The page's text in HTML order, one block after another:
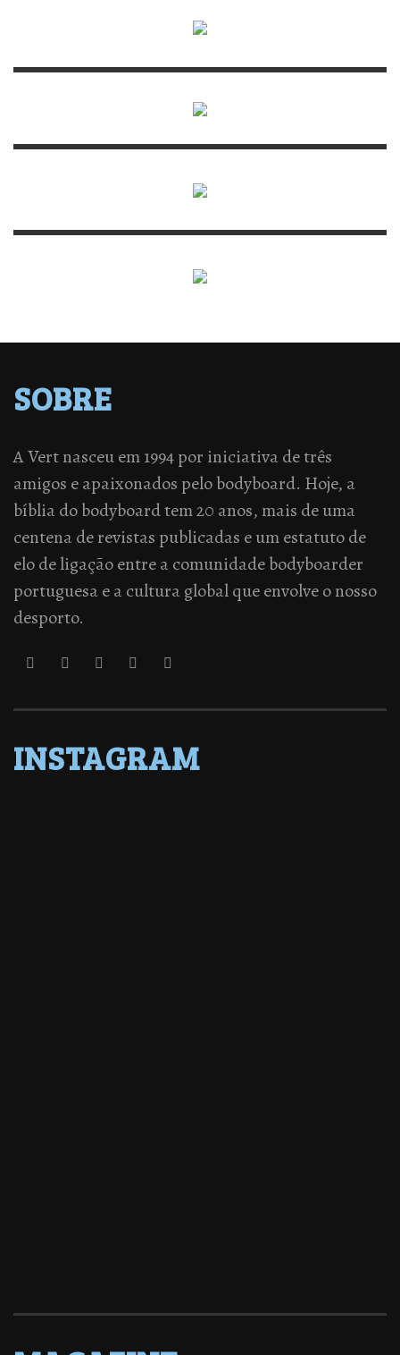
SOBRE
A Vert nasceu em 1994 por iniciativa de três
amigos e apaixonados pelo bodyboard. Hoje, a
bíblia do bodyboard tem 20 anos, mais de uma
centena de revistas publicadas e um estatuto de
elo de ligação entre a comunidade bodyboarder
portuguesa e a cultura global que envolve o nosso
desporto.
INSTAGRAM